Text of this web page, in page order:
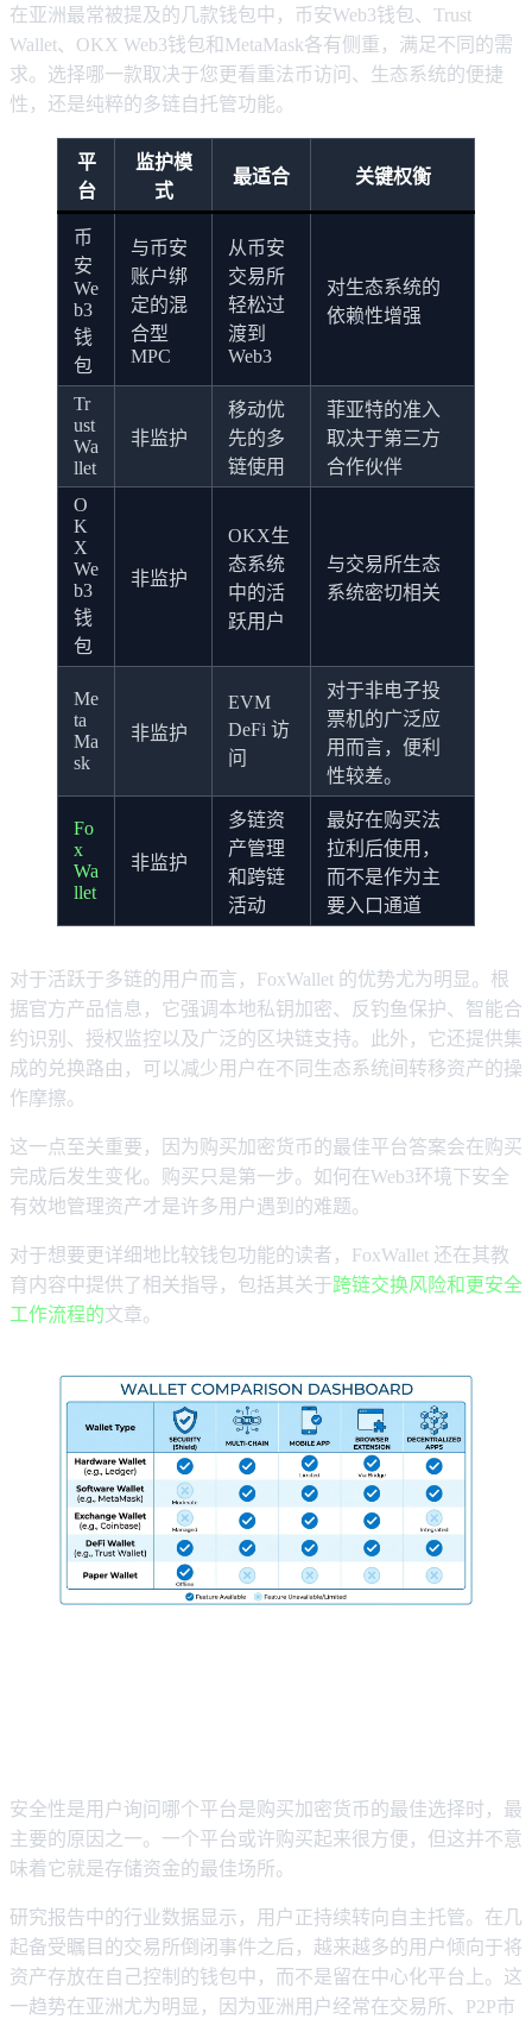
在亚洲最常被提及的几款钱包中，币安Web3钱包、Trust
Wallet、OKX Web3钱包和MetaMask各有侧重，满足不同的需
求。选择哪一款取决于您更看重法币访问、生态系统的便捷
性，还是纯粹的多链自托管功能。
平
台
监护模
式
最适合 关键权衡
币
安
We
b3
钱
包
与币安
账户绑
定的混
合型
MPC
从币安
交易所
轻松过
渡到
Web3
对生态系统的
依赖性增强
Tr
ust
Wa
llet
非监护
移动优
先的多
链使用
菲亚特的准入
取决于第三方
合作伙伴
O
K
X
We
b3
钱
包
非监护
OKX生
态系统
中的活
跃用户
与交易所生态
系统密切相关
Me
ta
Ma
sk
非监护
EVM
DeFi 访
问
对于非电子投
票机的广泛应
用而言，便利
性较差。
Fo
x
Wa
llet
非监护
多链资
产管理
和跨链
活动
最好在购买法
拉利后使用，
而不是作为主
要入口通道
对于活跃于多链的用户而言，FoxWallet 的优势尤为明显。根
据官方产品信息，它强调本地私钥加密、反钓鱼保护、智能合
约识别、授权监控以及广泛的区块链支持。此外，它还提供集
成的兑换路由，可以减少用户在不同生态系统间转移资产的操
作摩擦。
这一点至关重要，因为购买加密货币的最佳平台答案会在购买
完成后发生变化。购买只是第一步。如何在Web3环境下安全
有效地管理资产才是许多用户遇到的难题。
对于想要更详细地比较钱包功能的读者，FoxWallet 还在其教
育内容中提供了相关指导，包括其关于跨链交换风险和更安全
工作流程的文章。
安全性是用户询问哪个平台是购买加密货币的最佳选择时，最
主要的原因之一。一个平台或许购买起来很方便，但这并不意
味着它就是存储资金的最佳场所。
研究报告中的行业数据显示，用户正持续转向自主托管。在几
起备受瞩目的交易所倒闭事件之后，越来越多的用户倾向于将
资产存放在自己控制的钱包中，而不是留在中心化平台上。这
一趋势在亚洲尤为明显，因为亚洲用户经常在交易所、P2P市